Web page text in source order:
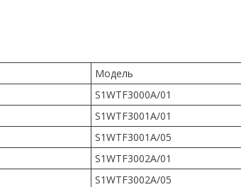
Модель
S1WTF3000A/01
S1WTF3001A/01
S1WTF3001A/05
S1WTF3002A/01
S1WTF3002A/05